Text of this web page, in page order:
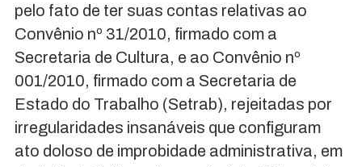
pelo fato de ter suas contas relativas ao
Convênio nº 31/2010, firmado com a
Secretaria de Cultura, e ao Convênio nº
001/2010, firmado com a Secretaria de
Estado do Trabalho (Setrab), rejeitadas por
irregularidades insanáveis que configuram
ato doloso de improbidade administrativa, em